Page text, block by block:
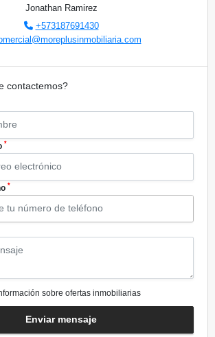
Jonathan Ramirez
+573187691430
contactemos?
*
*
sobre ofertas inmobiliarias
Enviar mensaje